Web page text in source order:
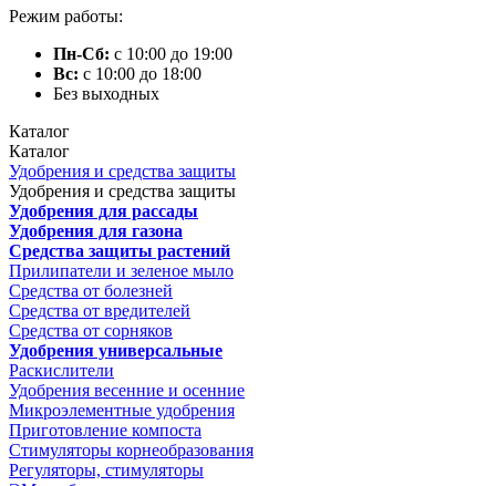
Режим работы:
Пн-Сб: с 10:00 до 19:00
Вс: с 10:00 до 18:00
Без выходных
Каталог
Каталог
Удобрения и средства защиты
Удобрения и средства защиты
Удобрения для рассады
Удобрения для газона
Средства защиты растений
Прилипатели и зеленое мыло
Средства от болезней
Средства от вредителей
Средства от сорняков
Удобрения универсальные
Раскислители
Удобрения весенние и осенние
Микроэлементные удобрения
Приготовление компоста
Стимуляторы корнеобразования
Регуляторы, стимуляторы